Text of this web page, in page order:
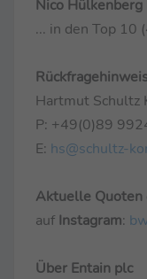
Nico
... in den Top 10
Hartmut Schultz
P: +49(0)89
E: hs@schultz-
Aktuelle Quoten
auf Instagram:
Über Entain plc